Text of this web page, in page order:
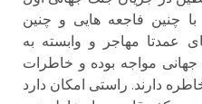
چنین فاجعه هایی و چنین
عمدتا مهاجر و وابسته به
مواجه بوده و خاطرات
دارند. راستی امکان دارد